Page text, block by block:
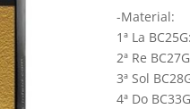
-Material:
1ª La
2ª Re
3ª Sol
4ª Do